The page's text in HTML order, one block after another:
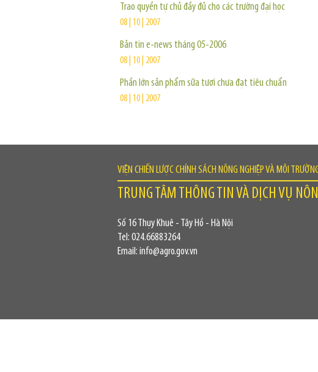
Trao quyền tự chủ đầy đủ cho các trường đại học
08 | 10 | 2007
Bản tin e-news tháng 05-2006
08 | 10 | 2007
Phần lớn sản phẩm sữa tươi chưa đạt tiêu chuẩn
08 | 10 | 2007
VIỆN CHIẾN LƯỢC CHÍNH SÁCH NÔNG NGHIỆP VÀ MÔI
TRUNG TÂM THÔNG TIN VÀ DỊCH VỤ
Số 16 Thụy Khuê - Tây Hồ - Hà Nội
Tel: 024.66883264
Email: info@agro.gov.vn